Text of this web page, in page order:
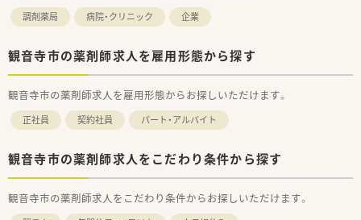
調剤薬局 病院・クリニック 企業
観音寺市の薬剤師求人を雇用形態から探す
観音寺市の薬剤師求人を雇用形態からお探しいただけます。
正社員 契約社員 パート・アルバイト
観音寺市の薬剤師求人をこだわり条件から探す
観音寺市の薬剤師求人をこだわり条件からお探しいただけます。